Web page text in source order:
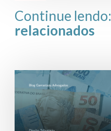
Continue lendo:
relacionados